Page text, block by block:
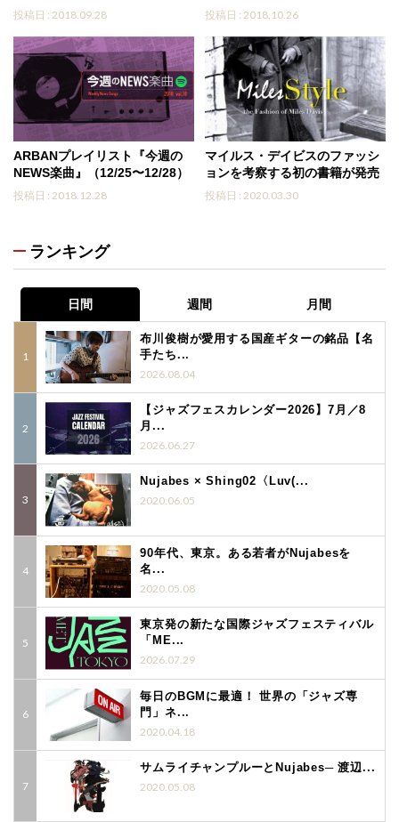
投稿日 : 2018.09.28 投稿日 : 2018.10.26
ARBANプレイリスト『今週の
NEWS楽曲』（12/25〜12/28）
投稿日 : 2018.12.28
マイルス・デイビスのファッシ
ョンを考察する初の書籍が発売
投稿日 : 2020.03.30
ランキング
日間 週間 月間
布川俊樹が愛用する国産ギターの銘品【名
手たち...
2026.08.04
【ジャズフェスカレンダー2026】7月／8
月...
2026.06.27
Nujabes × Shing02〈Luv(...
2020.06.05
90年代、東京。ある若者がNujabesを
名...
2020.05.08
東京発の新たな国際ジャズフェスティバル
「ME...
2026.07.29
毎日のBGMに最適！ 世界の「ジャズ専
門」ネ...
2020.04.18
サムライチャンプルーとNujabes─ 渡辺...
2020.05.08